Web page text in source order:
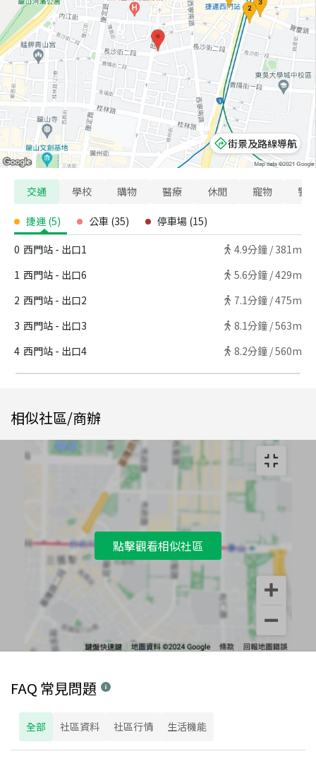
街景及路線導航
交通 學校 購物 醫療 休閒 寵物 警
捷運 (5) 公車 (35) 停車場 (15)
0 西門站 - 出口1 4.9分鐘 / 381m
1 西門站 - 出口6 5.6分鐘 /429m
2 西門站 - 出口2 7.1分鐘 /475m
3 西門站 - 出口3 8.1分鐘 /563m
4 西門站 - 出口4 8.2分鐘 /560m
相似社區/商辦
點擊觀看相似社區
FAQ 常見問題
全部 社區資料 社區行情 生活機能